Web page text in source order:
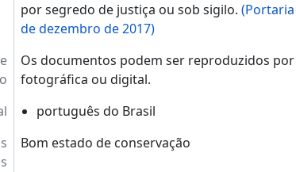
por segredo de justiça ou sob sigilo.
de dezembro de 2017)
Os documentos podem ser reproduzidos
fotográfica ou digital.
português do Brasil
Bom estado de conservação